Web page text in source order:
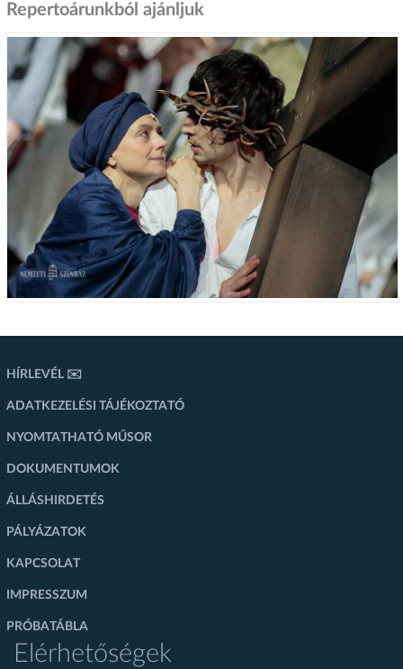
Repertoárunkból ajánljuk
HÍRLEVÉL ✉️
ADATKEZELÉSI TÁJÉKOZTATÓ
NYOMTATHATÓ MŰSOR
DOKUMENTUMOK
ÁLLÁSHIRDETÉS
PÁLYÁZATOK
KAPCSOLAT
IMPRESSZUM
PRÓBATÁBLA
Elérhetőségek